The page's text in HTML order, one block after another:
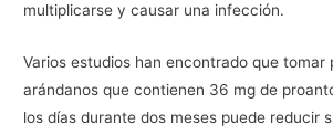
multiplicarse y causar una infección.
Varios estudios han encontrado que tomar
arándanos que contienen 36 mg de
los días durante dos meses puede reducir